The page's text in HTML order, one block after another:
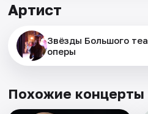
Артист
Звёзды Большого
оперы
Похожие концерты